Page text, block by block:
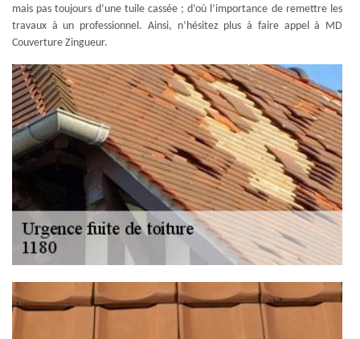
mais pas toujours d’une tuile cassée ; d’où l’importance de remettre les
travaux à un professionnel. Ainsi, n’hésitez plus à faire appel à MD
Couverture Zingueur.